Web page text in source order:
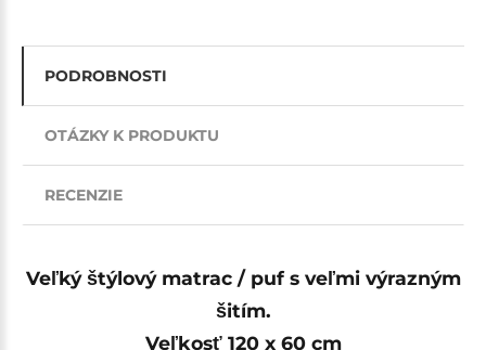
PODROBNOSTI
OTÁZKY K PRODUKTU
RECENZIE
Veľký štýlový matrac / puf s veľmi výrazným
šitím.
Veľkosť 120 x 60 cm